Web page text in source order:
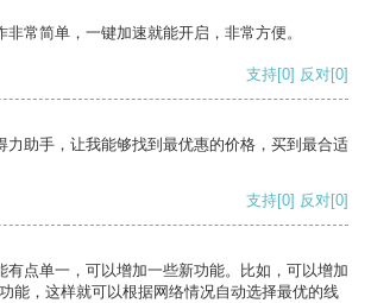
常简单，一键加速就能开启，非常方便。
支持[0] 反对[0]
力助手，让我能够找到最优惠的价格，买到最合适
支持[0] 反对[0]
有点单一，可以增加一些新功能。比如，可以增加
能，这样就可以根据网络情况自动选择最优的线